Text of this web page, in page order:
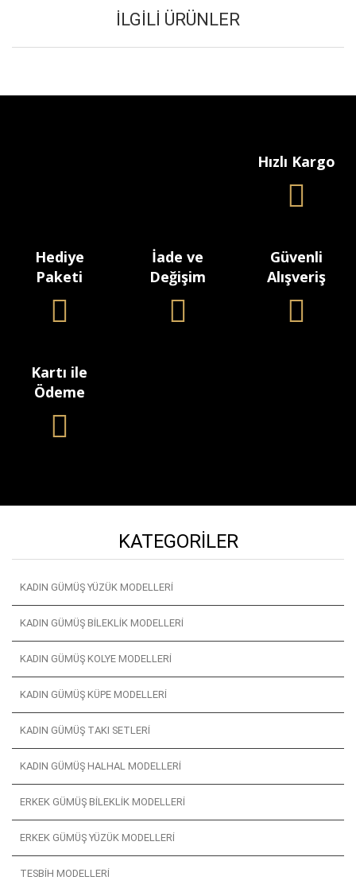
İLGILI ÜRÜNLER
Hızlı Kargo
Hediye
Paketi
İade ve
Değişim
Güvenli
Alışveriş
Kartı ile
Ödeme
KATEGORILER
KADIN GÜMÜŞ YÜZÜK MODELLERI
KADIN GÜMÜŞ BILEKLIK MODELLERI
KADIN GÜMÜŞ KOLYE MODELLERI
KADIN GÜMÜŞ KÜPE MODELLERI
KADIN GÜMÜŞ TAKI SETLERI
KADIN GÜMÜŞ HALHAL MODELLERI
ERKEK GÜMÜŞ BILEKLIK MODELLERI
ERKEK GÜMÜŞ YÜZÜK MODELLERI
TESBIH MODELLERI